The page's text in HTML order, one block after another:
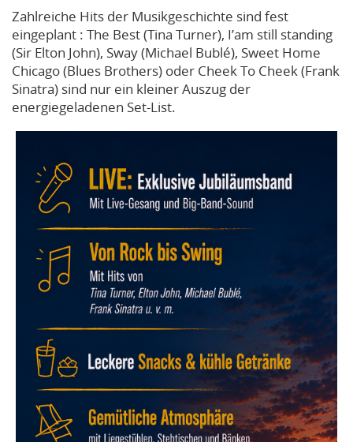
Zahlreiche Hits der Musikgeschichte sind fest
eingeplant : The Best (Tina Turner), I’am still standing
(Sir Elton John), Sway (Michael Bublé), Sweet Home
Chicago (Blues Brothers) oder Cheek To Cheek (Frank
Sinatra) sind nur ein kleiner Auszug der
energiegeladenen Set-List.